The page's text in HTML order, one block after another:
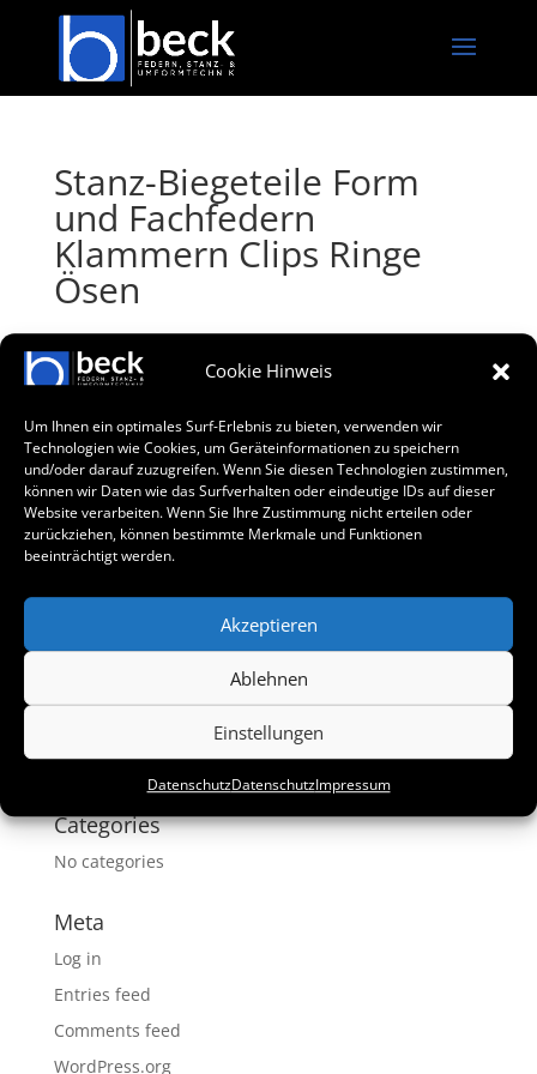
Cookie Hinweis
Um Ihnen ein optimales Surf-Erlebnis zu bieten, verwenden wir
Technologien wie Cookies, um Geräteinformationen zu speichern
und/oder darauf zuzugreifen. Wenn Sie diesen Technologien zustimmen,
können wir Daten wie das Surfverhalten oder eindeutige IDs auf dieser
Website verarbeiten. Wenn Sie Ihre Zustimmung nicht erteilen oder
zurückziehen, können bestimmte Merkmale und Funktionen
beeinträchtigt werden.
Akzeptieren
Ablehnen
Einstellungen
DatenschutzDatenschutzImpressum
Stanz-Biegeteile Form
und Fachfedern
Klammern Clips Ringe
Ösen
Recent Comments
Archives
Categories
No categories
Meta
Log in
Entries feed
Comments feed
WordPress.org